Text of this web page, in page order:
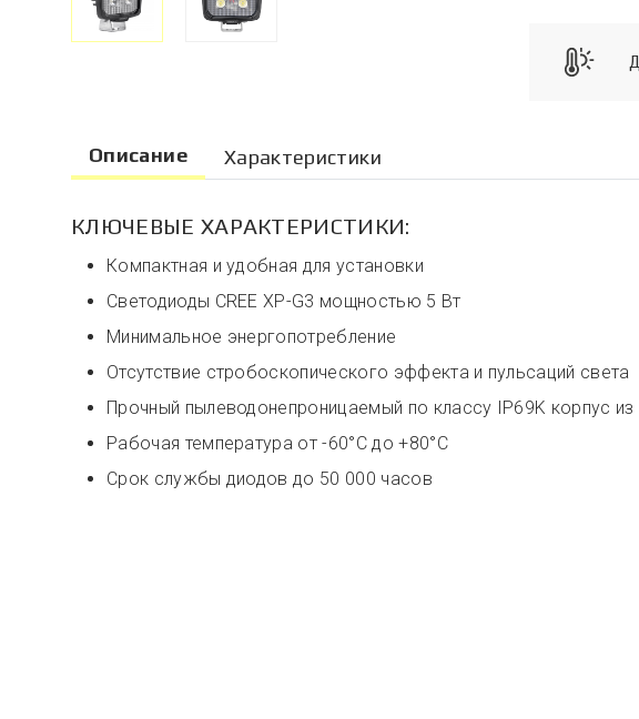
Описание Характеристики
КЛЮЧЕВЫЕ ХАРАКТЕРИСТИКИ:
Компактная и удобная для установки
Светодиоды CREE XP-G3 мощностью 5 Вт
Минимальное энергопотребление
Отсутствие стробоскопического эффекта и пульсаций света
Прочный пылеводонепроницаемый по классу IP69K корпус
Рабочая температура от -60°C до +80°С
Срок службы диодов до 50 000 часов